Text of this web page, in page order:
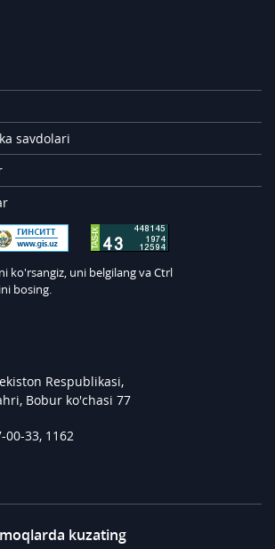
savdolari
ko'rsangiz, uni belgilang va Ctrl
bosing.
Respublikasi,
Bobur ko'chasi 77
00-33, 1162
kuzating